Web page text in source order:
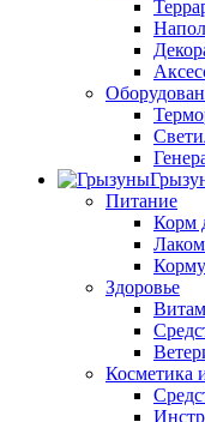
Питание
Корм
Здоровье
Косметика